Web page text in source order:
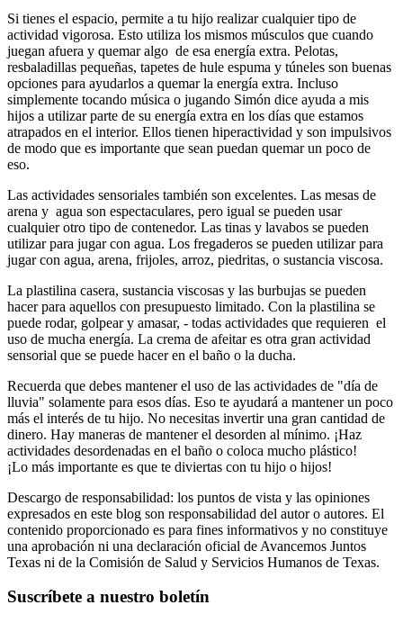
Si tienes el espacio, permite a tu hijo realizar cualquier tipo de
actividad vigorosa. Esto utiliza los mismos músculos que cuando
juegan afuera y quemar algo de esa energía extra. Pelotas,
resbaladillas pequeñas, tapetes de hule espuma y túneles son buenas
opciones para ayudarlos a quemar la energía extra. Incluso
simplemente tocando música o jugando Simón dice ayuda a mis
hijos a utilizar parte de su energía extra en los días que estamos
atrapados en el interior. Ellos tienen hiperactividad y son impulsivos
de modo que es importante que sean puedan quemar un poco de
eso.
Las actividades sensoriales también son excelentes. Las mesas de
arena y agua son espectaculares, pero igual se pueden usar
cualquier otro tipo de contenedor. Las tinas y lavabos se pueden
utilizar para jugar con agua. Los fregaderos se pueden utilizar para
jugar con agua, arena, frijoles, arroz, piedritas, o sustancia viscosa.
La plastilina casera, sustancia viscosas y las burbujas se pueden
hacer para aquellos con presupuesto limitado. Con la plastilina se
puede rodar, golpear y amasar, - todas actividades que requieren el
uso de mucha energía. La crema de afeitar es otra gran actividad
sensorial que se puede hacer en el baño o la ducha.
Recuerda que debes mantener el uso de las actividades de "día de
lluvia" solamente para esos días. Eso te ayudará a mantener un poco
más el interés de tu hijo. No necesitas invertir una gran cantidad de
dinero. Hay maneras de mantener el desorden al mínimo. ¡Haz
actividades desordenadas en el baño o coloca mucho plástico!
¡Lo más importante es que te diviertas con tu hijo o hijos!
Descargo de responsabilidad: los puntos de vista y las opiniones
expresados en este blog son responsabilidad del autor o autores. El
contenido proporcionado es para fines informativos y no constituye
una aprobación ni una declaración oficial de Avancemos Juntos
Texas ni de la Comisión de Salud y Servicios Humanos de Texas.
Suscríbete a nuestro boletín